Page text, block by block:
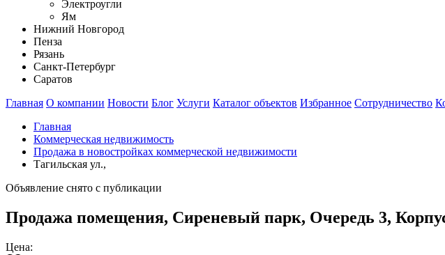
Электроугли
Ям
Нижний Новгород
Пенза
Рязань
Санкт-Петербург
Саратов
Главная О компании Новости Блог Услуги Каталог объектов Избранное Сотрудничество
Главная
Коммерческая недвижимость
Продажа в новостройках коммерческой недвижимости
Тагильская ул.,
Объявление снято с публикации
Продажа помещения, Сиреневый парк, Очередь 3,
Цена: